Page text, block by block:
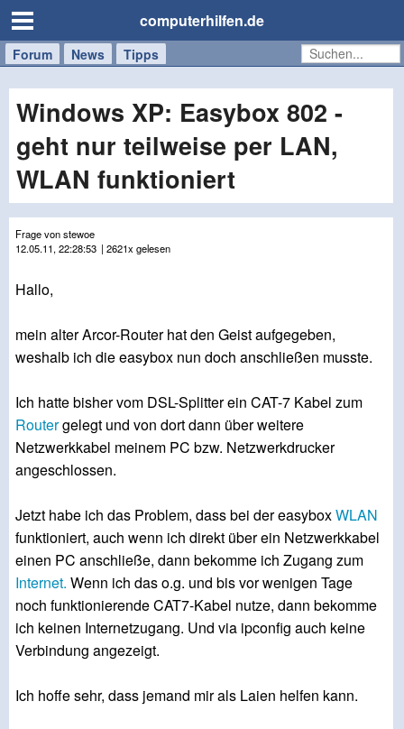
computerhilfen.de
Forum News Tipps
Handy
Tablet
Windows
Mac
Windows XP: Easybox 802 -
geht nur teilweise per LAN,
WLAN funktioniert
Frage von stewoe
12.05.11, 22:28:53 | 2621x gelesen
Hallo,
mein alter Arcor-Router hat den Geist aufgegeben,
weshalb ich die easybox nun doch anschließen musste.
Ich hatte bisher vom DSL-Splitter ein CAT-7 Kabel zum
Routergelegt und von dort dann über weitere
Netzwerkkabel meinem PC bzw. Netzwerkdrucker
angeschlossen.
Jetzt habe ich das Problem, dass bei der easyboxWLAN
funktioniert, auch wenn ich direkt über ein Netzwerkkabel
einen PC anschließe, dann bekomme ich Zugang zum
Internet. Wenn ich das o.g. und bis vor wenigen Tage
noch funktionierende CAT7-Kabel nutze, dann bekomme
ich keinen Internetzugang. Und via ipconfig auch keine
Verbindung angezeigt.
Ich hoffe sehr, dass jemand mir als Laien helfen kann.